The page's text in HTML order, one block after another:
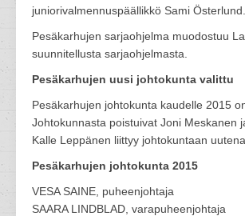
juniorivalmennuspäällikkö Sami Österlund.
Pesäkarhujen sarjaohjelma muodostuu
suunnitellusta sarjaohjelmasta.
Pesäkarhujen uusi johtokunta valittu
Pesäkarhujen johtokunta kaudelle 2015
Johtokunnasta poistuivat Joni Meskanen
Kalle Leppänen liittyy johtokuntaan
Pesäkarhujen johtokunta 2015
VESA SAINE, puheenjohtaja
SAARA LINDBLAD, varapuheenjohtaja